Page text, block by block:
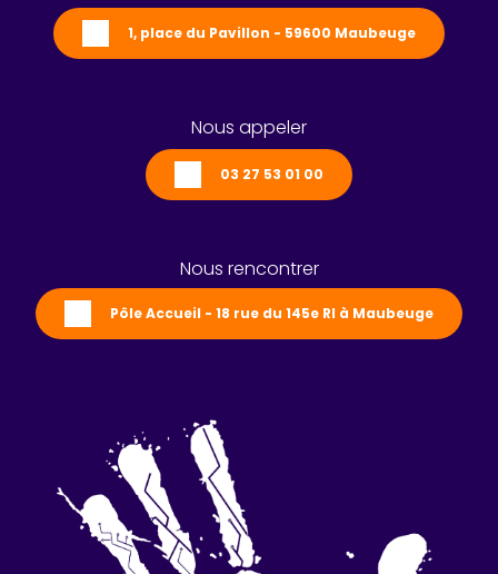
1, place du Pavillon - 59600 Maubeuge
Nous appeler
03 27 53 01 00
Nous rencontrer
Pôle Accueil - 18 rue du 145e RI à Maubeuge